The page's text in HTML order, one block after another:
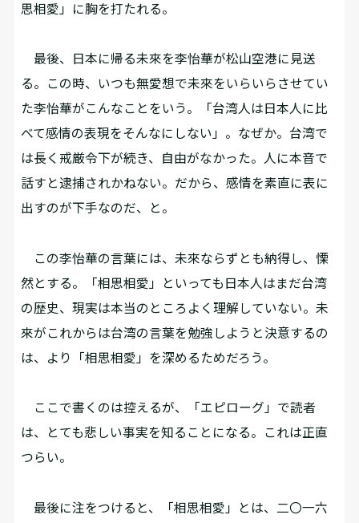
思相愛」に胸を打たれる。
最後、日本に帰る未來を李怡華が松山空港に見送
る。この時、いつも無愛想で未來をいらいらさせてい
た李怡華がこんなことをいう。「台湾人は日本人に比
べて感情の表現をそんなにしない」。なぜか。台湾で
は長く戒厳令下が続き、自由がなかった。人に本音で
話すと逮捕されかねない。だから、感情を素直に表に
出すのが下手なのだ、と。
この李怡華の言葉には、未來ならずとも納得し、慄
然とする。「相思相愛」といっても日本人はまだ台湾
の歴史、現実は本当のところよく理解していない。未
來がこれからは台湾の言葉を勉強しようと決意するの
は、より「相思相愛」を深めるためだろう。
ここで書くのは控えるが、「エピローグ」で読者
は、とても悲しい事実を知ることになる。これは正直
つらい。
最後に注をつけると、「相思相愛」とは、二〇一六